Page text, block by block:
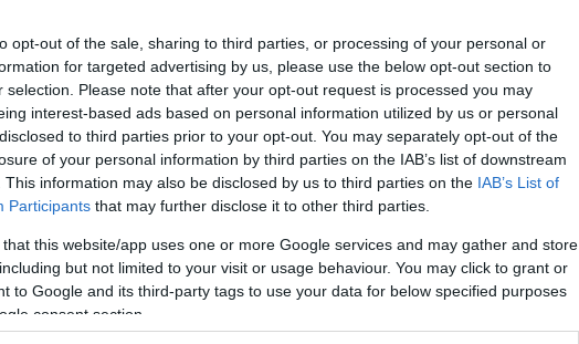
opt-out of the sale, sharing to third parties, or processing of your personal or
for targeted advertising by us, please use the below opt-out section to
selection. Please note that after your opt-out request is processed you may
interest-based ads based on personal information utilized by us or personal
to third parties prior to your opt-out. You may separately opt-out of the
of your personal information by third parties on the IAB’s list of downstream
This information may also be disclosed by us to third parties on the IAB’s List of
Participants that may further disclose it to other third parties.
that this website/app uses one or more Google services and may gather and store
but not limited to your visit or usage behaviour. You may click to grant or
to Google and its third-party tags to use your data for below specified purposes
consent section.
Locali e Biancareddu alla Cultura. Un
avrebbe, quindi, tre posti nella nuova
da assegnare, oltre queste due, sono 5,
Ma anche su questi seggi vacanti i partiti
si dovrebbe avere già la prima
Consiglio convocato per la prossima
cliccandoqui